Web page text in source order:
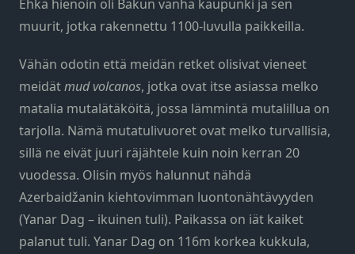
Ehkä hienoin oli Bakun vanha kaupunki ja sen
muurit, jotka rakennettu 1100-luvulla paikkeilla.
Vähän odotin että meidän retket olisivat vieneet
meidätmud volcanos, jotka ovat itse asiassa melko
matalia mutalätäköitä, jossa lämmintä mutalillua on
tarjolla. Nämä mutatulivuoret ovat melko turvallisia,
sillä ne eivät juuri räjähtele kuin noin kerran 20
vuodessa. Olisin myös halunnut nähdä
Azerbaidžanin kiehtovimman luontonähtävyyden
(Yanar Dag – ikuinen tuli). Paikassa on iät kaiket
palanut tuli. Yanar Dag on 116m korkea kukkula,